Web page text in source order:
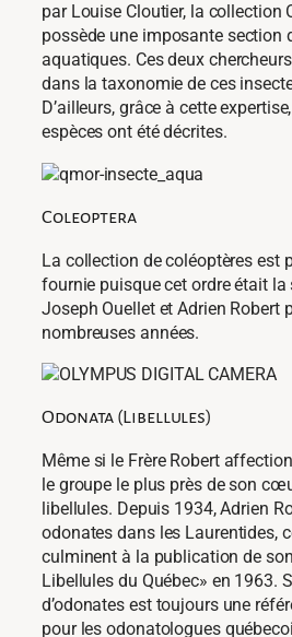
par Louise Cloutier, la collection
possède une imposante section
aquatiques. Ces deux
dans la taxonomie de ces
D’ailleurs, grâce à cette
espèces ont été décrites.
Coleoptera
La collection de coléoptères est
fournie puisque cet ordre était la
Joseph Ouellet et Adrien Robert
nombreuses années.
Odonata (Libellules)
Même si le Frère Robert
le groupe le plus près de son
libellules. Depuis 1934, Adrien
odonates dans les Laurentides,
culminent à la publication de
Libellules du Québec» en 1963.
d’odonates est toujours une
pour les odonatologues